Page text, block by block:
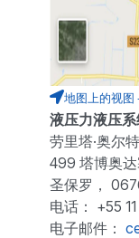
地图上的视图
液压力液压
劳里塔·奥尔
499 塔博奥
圣保罗，
电话： +55
电子邮件：